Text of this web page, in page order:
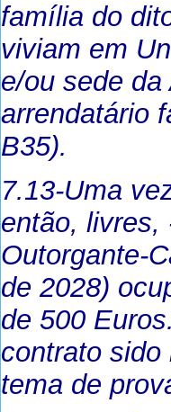
família do
viviam em
e/ou sede
arrendatário
B35).
7.13-Uma
então, livres,
Outorgante-
de 2028)
de 500
contrato
tema de